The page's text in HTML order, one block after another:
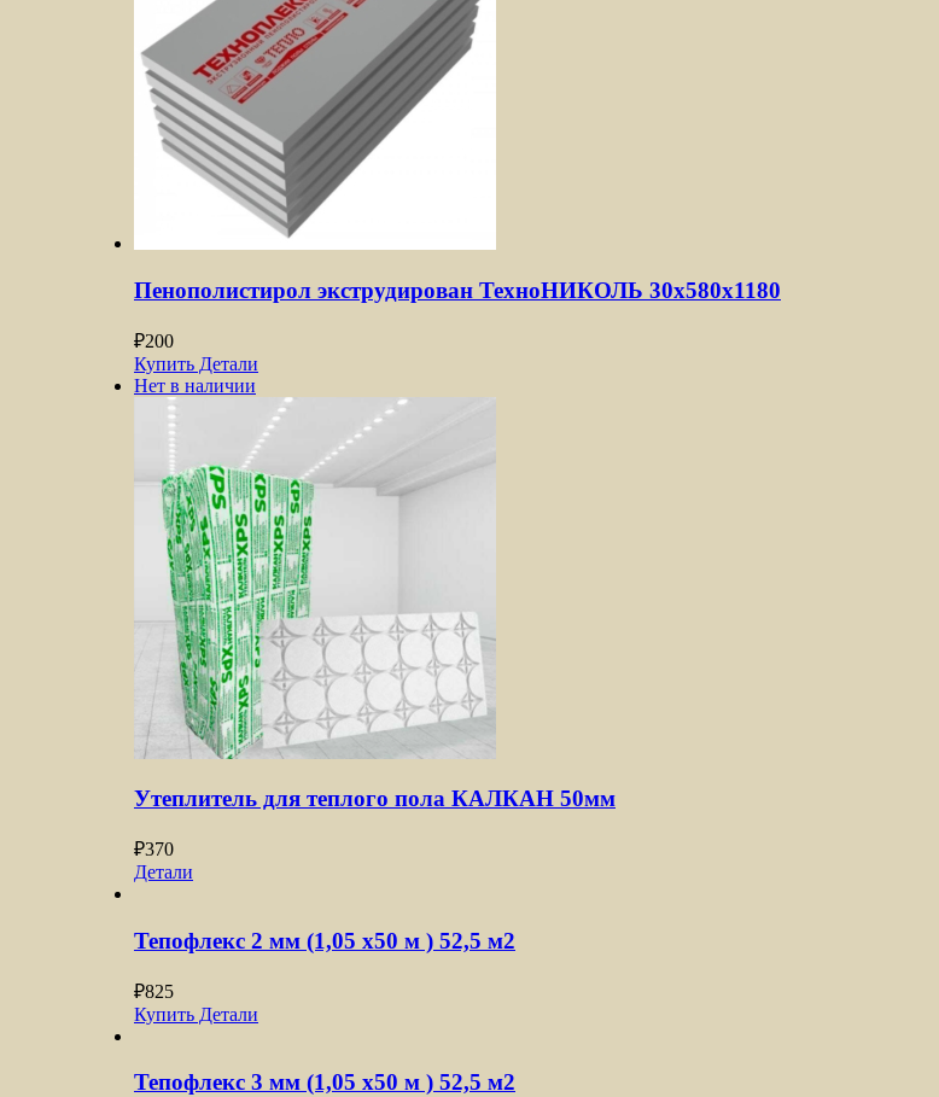
Пенополистирол экструдирован ТехноНИКОЛЬ 30х580х1180
₽200
Купить Детали
Нет в наличии
Утеплитель для теплого пола КАЛКАН 50мм
₽370
Детали
Тепофлекс 2 мм (1,05 х50 м ) 52,5 м2
₽825
Купить Детали
Тепофлекс 3 мм (1,05 х50 м ) 52,5 м2